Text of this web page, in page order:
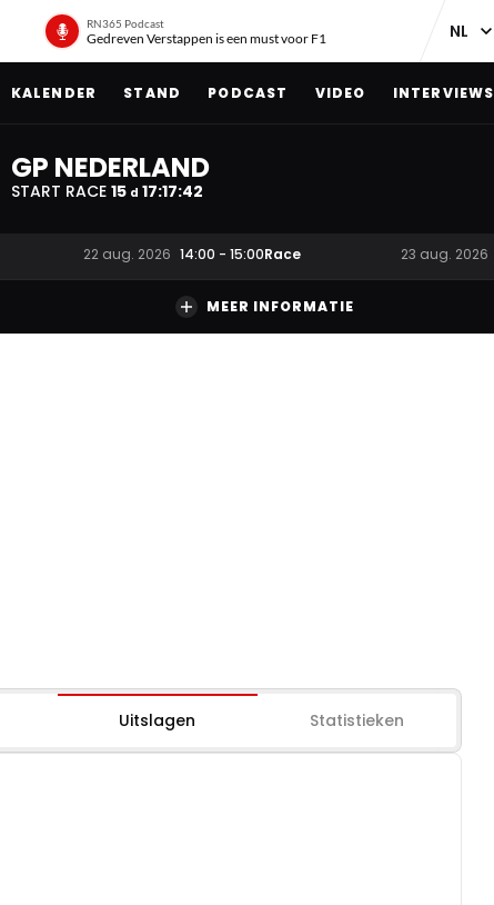
RN365 Podcast
Gedreven Verstappen is een must voor F1
KALENDER STAND PODCAST VIDEO INTERVIEWS
GP NEDERLAND
START RACE 15 d 17:17:41
22 aug. 2026 14:00 - 15:00Race 23 aug. 2026
MEER INFORMATIE
Uitslagen Statistieken